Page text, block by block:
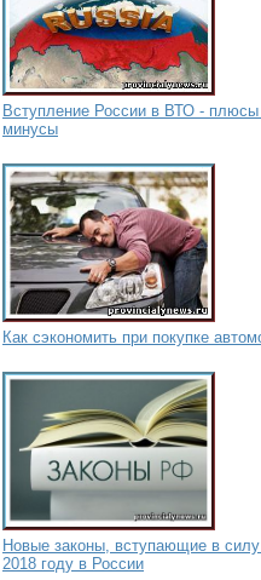
Вступление России в ВТО -
минусы
Как сэкономить при покупке
Новые законы, вступающие в
2018 году в России